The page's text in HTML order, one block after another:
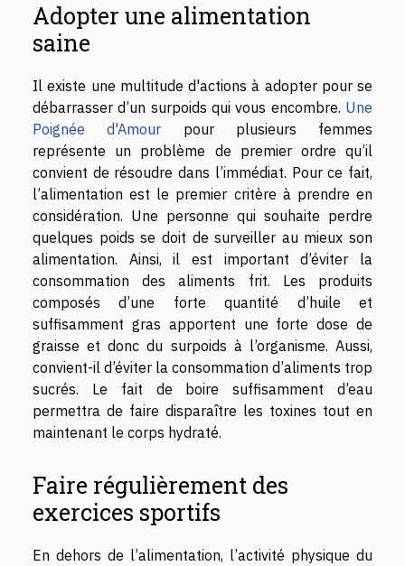
Adopter une alimentation
saine
Il existe une multitude d'actions à adopter pour se
débarrasser d’un surpoids qui vous encombre. Une
Poignée d'Amour pour plusieurs femmes
représente un problème de premier ordre qu’il
convient de résoudre dans l’immédiat. Pour ce fait,
l’alimentation est le premier critère à prendre en
considération. Une personne qui souhaite perdre
quelques poids se doit de surveiller au mieux son
alimentation. Ainsi, il est important d’éviter la
consommation des aliments frit. Les produits
composés d’une forte quantité d’huile et
suffisamment gras apportent une forte dose de
graisse et donc du surpoids à l’organisme. Aussi,
convient-il d’éviter la consommation d’aliments trop
sucrés. Le fait de boire suffisamment d’eau
permettra de faire disparaître les toxines tout en
maintenant le corps hydraté.
Faire régulièrement des
exercices sportifs
En dehors de l’alimentation, l’activité physique du